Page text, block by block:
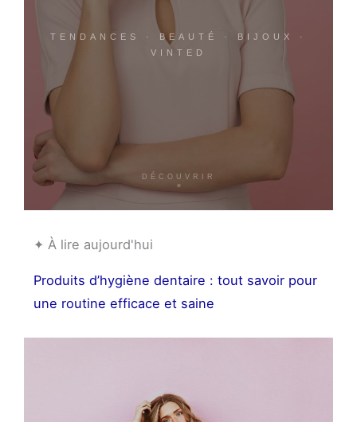
TENDANCES · BEAUTÉ · BIJOUX ·
VINTED
DÉCOUVRIR
✦ À lire aujourd'hui
Le guide ultime du bonnet en satin : l’allié
secret de vos cheveux